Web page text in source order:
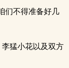
们不得准备好几
猛小花以及双方